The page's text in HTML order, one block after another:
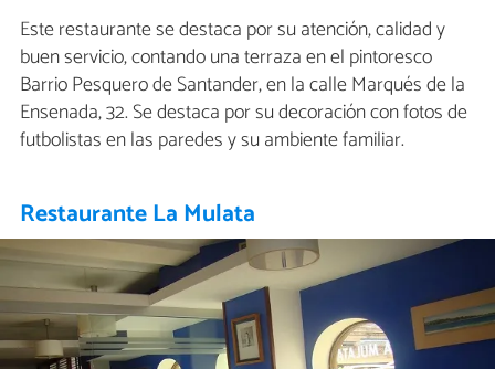
Este restaurante se destaca por su atención, calidad y
buen servicio, contando una terraza en el pintoresco
Barrio Pesquero de Santander, en la calle Marqués de la
Ensenada, 32. Se destaca por su decoración con fotos de
futbolistas en las paredes y su ambiente familiar.
Restaurante La Mulata